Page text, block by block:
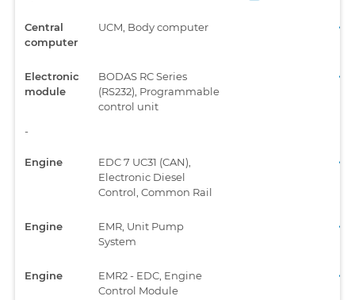
Central
computer
UCM, Body computer
Electronic
module
BODAS RC Series
(RS232), Programmable
control unit
-
Engine
EDC 7 UC31 (CAN),
Electronic Diesel
Control, Common Rail
Engine
EMR, Unit Pump
System
Engine
EMR2 - EDC, Engine
Control Module